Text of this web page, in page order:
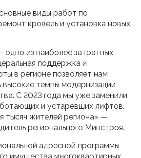
виды работ по
кровель и установка новых
из наиболее затратных
поддержка и
в регионе позволяет нам
высокие темпы модернизации
С 2023 года мы уже заменили
и устаревших лифтов.
тысяч жителей региона» —
регионального Минстроя.
адресной программы